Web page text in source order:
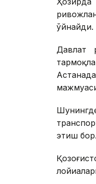
ўйнайди.
Давлат
этиш бор.